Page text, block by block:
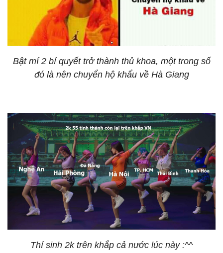
Bật mí 2 bí quyết trở thành thủ khoa, một trong số
đó là nên chuyển hộ khẩu về Hà Giang
Thí sinh 2k trên khắp cả nước lúc này :^^